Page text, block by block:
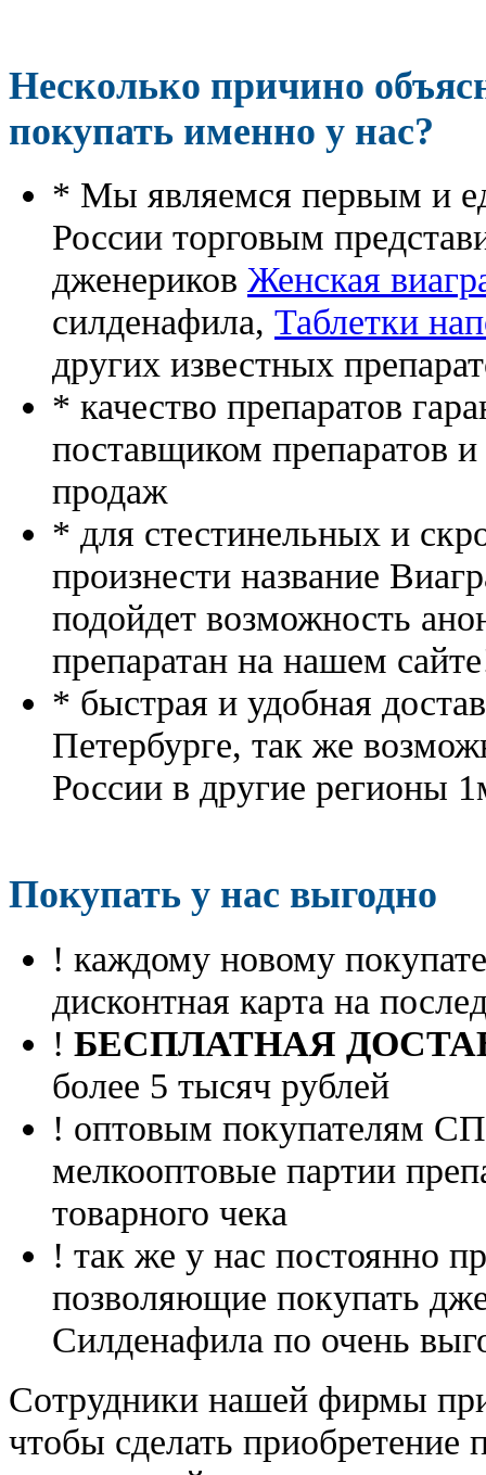
Несколько причино
покупать именно у нас?
* Мы являемся первым и
России торговым
дженериков Женская
силденафила, Таблетки
других известных
* качество препаратов
поставщиком препаратов
продаж
* для стестинельных и
произнести название
подойдет возможность
препаратан на нашем
* быстрая и удобная
Петербурге, так же
России в другие регионы
Покупать у нас выгодно
! каждому новому
дисконтная карта на
! БЕСПЛАТНАЯ
более 5 тысяч рублей
! оптовым покупателям
мелкооптовые партии
товарного чека
! так же у нас постоянно
позволяющие покупать
Силденафила по очень
Cотрудники нашей фирмы
чтобы сделать приобретение